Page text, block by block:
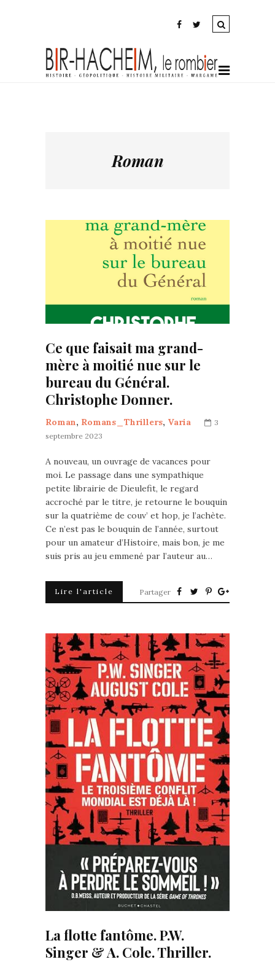
Roman
Ce que faisait ma grand-
mère à moitié nue sur le
bureau du Général.
Christophe Donner.
Roman, Romans_Thrillers, Varia
3
septembre 2023
A nouveau, un ouvrage de vacances pour
moi. Le passage dans une sympathique
petite librairie de Dieulefit, le regard
accroché par le titre, je retourne le bouquin
sur la quatrième de couv’ et hop, je l’achète.
Ce n’est pas le bouquin de l’année, surtout
pour un amateur d’Histoire, mais bon, je me
suis pris au jeu emmené par l’auteur au…
Lire l'article Partager
La flotte fantôme. P.W.
Singer & A. Cole. Thriller.